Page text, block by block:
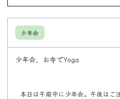
少年会
少年会、お寺でYoga
本日は午前中に少年会。午後はご